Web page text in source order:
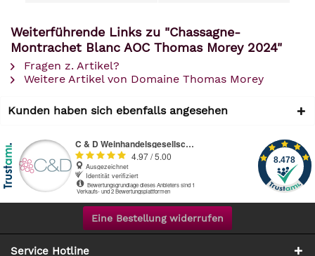
Weiterführende Links zu "Chassagne-
Montrachet Blanc AOC Thomas Morey 2024"
Fragen z. Artikel?
Weitere Artikel von Domaine Thomas Morey
Kunden haben sich ebenfalls angesehen
Eine Bestellung widerrufen
Service Hotline